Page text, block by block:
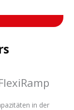
in der